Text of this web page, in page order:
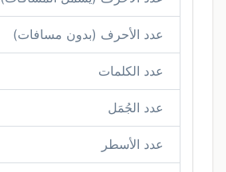
عدد الأحرف (بدون مسافات)
عدد الكلمات
عدد الجُمَل
عدد الأسطر